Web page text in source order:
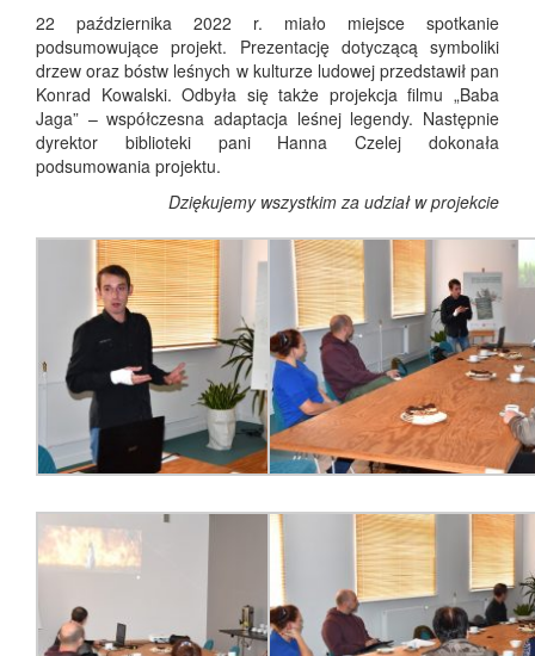
22 października 2022 r. miało miejsce spotkanie
podsumowujące projekt. Prezentację dotyczącą symboliki
drzew oraz bóstw leśnych w kulturze ludowej przedstawił pan
Konrad Kowalski. Odbyła się także projekcja filmu „Baba
Jaga” – współczesna adaptacja leśnej legendy. Następnie
dyrektor biblioteki pani Hanna Czelej dokonała
podsumowania projektu.
Dziękujemy wszystkim za udział w projekcie